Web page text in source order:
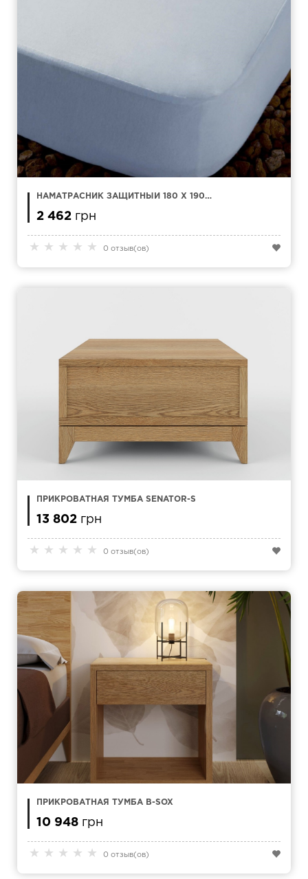
★ ★ ★ ★ ★ 0 отзыв(ов)
НАМАТРАСНИК ЗАЩИТНЫЙ 180 X 190
2 462 грн
★ ★ ★ ★ ★ 0 отзыв(ов)
ПРИКРОВАТНАЯ ТУМБА SENATOR-S
13 802 грн
★ ★ ★ ★ ★ 0 отзыв(ов)
ПРИКРОВАТНАЯ ТУМБА B-SOX
10 948 грн